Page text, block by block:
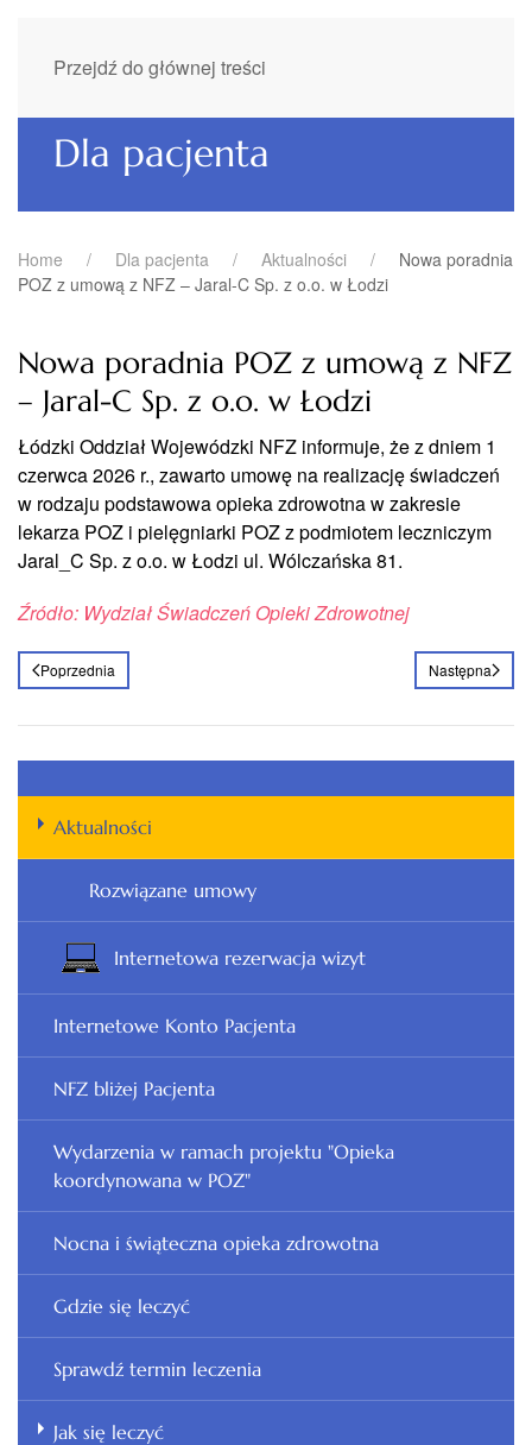
Przejdź do głównej treści
Dla pacjenta
Home Dla pacjenta Aktualności
Nowa poradnia
POZ z umową z NFZ – Jaral-C Sp. z o.o. w Łodzi
Nowa poradnia POZ z umową z NFZ
– Jaral-C Sp. z o.o. w Łodzi
Łódzki Oddział Wojewódzki NFZ informuje, że z dniem 1
czerwca 2026 r., zawarto umowę na realizację świadczeń
w rodzaju podstawowa opieka zdrowotna w zakresie
lekarza POZ i pielęgniarki POZ z podmiotem leczniczym
Jaral_C Sp. z o.o. w Łodzi ul. Wólczańska 81.
Źródło: Wydział Świadczeń Opieki Zdrowotnej
Poprzednia Następna
Aktualności
Rozwiązane umowy
Internetowa rezerwacja wizyt
Internetowe Konto Pacjenta
NFZ bliżej Pacjenta
Wydarzenia w ramach projektu "Opieka
koordynowana w POZ"
Nocna i świąteczna opieka zdrowotna
Gdzie się leczyć
Sprawdź termin leczenia
Jak się leczyć